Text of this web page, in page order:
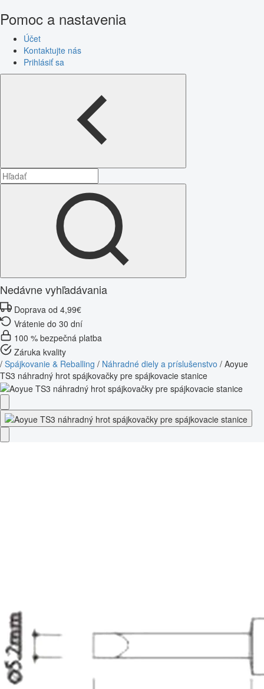
Pomoc a nastavenia
Účet
Kontaktujte nás
Prihlásiť sa
Nedávne vyhľadávania
Doprava od 4,99€
Vrátenie do 30 dní
100 % bezpečná platba
Záruka kvality
/ Spájkovanie & Reballing / Náhradné diely a príslušenstvo / Aoyue
TS3 náhradný hrot spájkovačky pre spájkovacie stanice